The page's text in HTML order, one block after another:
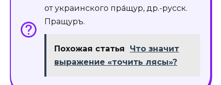
от украинского пра́щур, др.-русск.
Пращуръ.
Похожая статья
Что значит
выражение «точить лясы»?